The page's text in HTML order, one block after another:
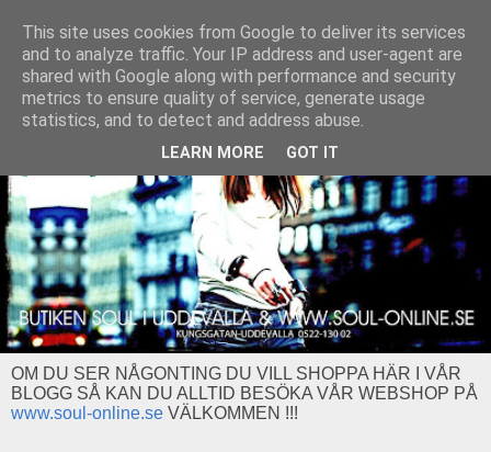
OM DU SER NÅGONTING DU VILL SHOPPA HÄR I VÅR
BLOGG SÅ KAN DU ALLTID BESÖKA VÅR WEBSHOP PÅ
www.soul-online.se VÄLKOMMEN !!!
This site uses cookies from Google to deliver its services
and to analyze traffic. Your IP address and user-agent are
shared with Google along with performance and security
metrics to ensure quality of service, generate usage
statistics, and to detect and address abuse.
LEARN MORE GOT IT